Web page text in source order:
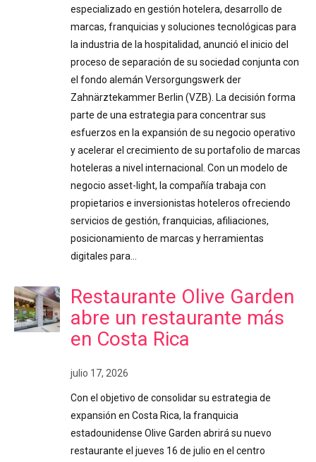
especializado en gestión hotelera, desarrollo de
marcas, franquicias y soluciones tecnológicas para
la industria de la hospitalidad, anunció el inicio del
proceso de separación de su sociedad conjunta con
el fondo alemán Versorgungswerk der
Zahnärztekammer Berlin (VZB). La decisión forma
parte de una estrategia para concentrar sus
esfuerzos en la expansión de su negocio operativo
y acelerar el crecimiento de su portafolio de marcas
hoteleras a nivel internacional. Con un modelo de
negocio asset-light, la compañía trabaja con
propietarios e inversionistas hoteleros ofreciendo
servicios de gestión, franquicias, afiliaciones,
posicionamiento de marcas y herramientas
digitales para…
Restaurante Olive Garden
abre un restaurante más
en Costa Rica
julio 17, 2026
Con el objetivo de consolidar su estrategia de
expansión en Costa Rica, la franquicia
estadounidense Olive Garden abrirá su nuevo
restaurante el jueves 16 de julio en el centro